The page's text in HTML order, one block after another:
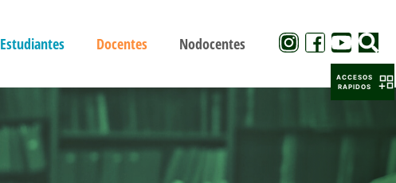
Estudiantes Docentes Nodocentes
ACCESOS
RAPIDOS